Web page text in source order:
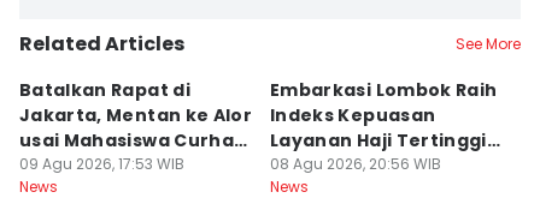
Related Articles See More
Batalkan Rapat di
Jakarta, Mentan ke Alor
usai Mahasiswa Curhat
Beras Mahal
09 Agu 2026, 17:53 WIB
News
Embarkasi Lombok Raih
Indeks Kepuasan
Layanan Haji Tertinggi
Nasional
08 Agu 2026, 20:56 WIB
News